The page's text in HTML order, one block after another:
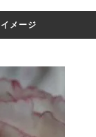
イメージ